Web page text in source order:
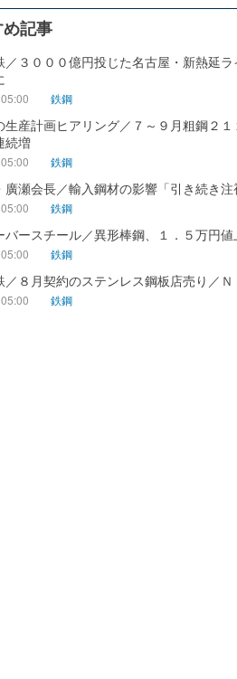
記事
／３０００億円投じた名古屋・新熱延
鉄鋼
生産計画ヒアリング／７～９月粗鋼２
続増
鉄鋼
廣瀬会長／輸入鋼材の影響「引き続き注
鉄鋼
バースチール／異形棒鋼、１．５万円
鉄鋼
／８月契約のステンレス鋼板店売り／
鉄鋼